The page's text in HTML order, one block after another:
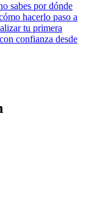
sabes por dónde
hacerlo paso a
tu primera
confianza desde